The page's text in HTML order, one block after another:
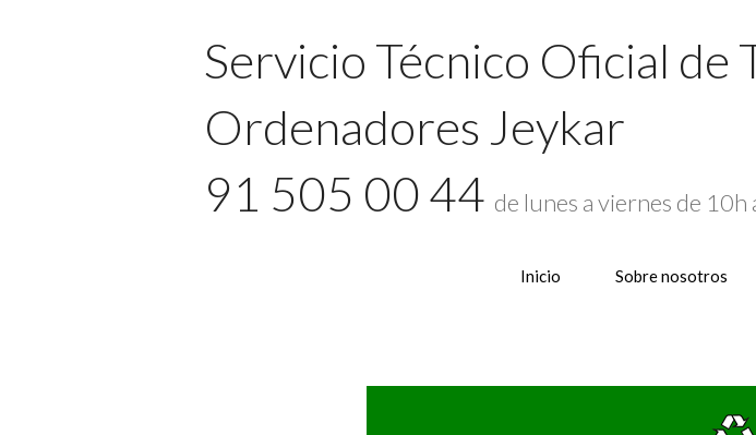
Servicio Técnico Oficial de
Ordenadores Jeykar
91 505 00 44 de lunes a viernes de 10h
Inicio Sobre nosotros